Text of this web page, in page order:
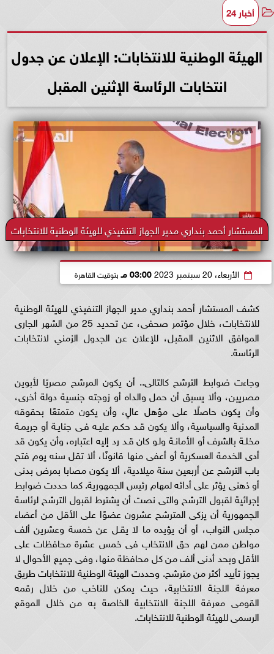
أخبار 24
الهيئة الوطنية للانتخابات: الإعلان عن جدول
انتخابات الرئاسة الإثنين المقبل
المستشار أحمد بنداري مدير الجهاز التنفيذي للهيئة الوطنية للانتخابات
الأربعاء، 20 سبتمبر 2023 03:00 مـ بتوقيت القاهرة
كشف المستشار أحمد بنداري مدير الجهاز التنفيذي للهيئة الوطنية
للانتخابات، خلال مؤتمر صحفى، عن تحديد 25 من الشهر الجارى
الموافق الاثنين المقبل، للإعلان عن الجدول الزمني لانتخابات
الرئاسة.
وجاءت ضوابط الترشح كالتالى.. أن يكون المرشح مصريًا لأبوين
مصريين، وألا يسبق أن حمل والداه أو زوجته جنسية دولة أخرى،
وأن يكون حاصلًا على مؤهل عالٍ، وأن يكون متمتعًا بحقوقه
المدنية والسياسية، وألا يكون قـد حكـم عليـه فـى جنايـة أو جريمـة
مخلـة بالشرف أو الأمانـة ولـو كان قـد رد إليه اعتباره، وأن يكون قد
أدى الخدمة العسكرية أو أعفى منها قانونًا، ألا تقل سنه يوم فتح
باب الترشح عن أربعين سنة ميلادية، ألا يكون مصابا بمرض بدنى
أو ذهنى يؤثر على أدائه لمهام رئيس الجمهورية. كما حددت ضوابط
إجرائية لقبول الترشح والتى نصت أن يشترط لقبول الترشح لرئاسة
الجمهورية أن يزكى المترشح عشرون عضوًا على الأقل من أعضاء
مجلس النواب، أو أن يؤيده ما لا يقـل عن خمسة وعشرين ألف
مواطن ممن لهم حق الانتخاب فى خمس عشرة محافظات على
الأقل وبحد أدنى ألف من كل محافظة منها، وفى جميع الأحوال لا
يجوز تأييد أكثر من مترشح. وحددت الهيئة الوطنية للانتخابات طريق
معرفة اللجنة الانتخابية، حيث يمكن للناخب من خلال رقمه
القومى معرفة اللجنة الانتخابية الخاصة به من خلال الموقع
الرسمى للهيئة الوطنية للانتخابات.